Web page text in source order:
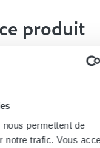
permettent de
notre trafic. Vous
produit